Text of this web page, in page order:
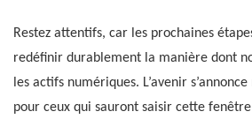
Restez attentifs, car les prochaines
redéfinir durablement la manière dont
les actifs numériques. L’avenir
pour ceux qui sauront saisir cette